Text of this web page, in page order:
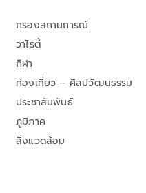
กรองสถานการณ์
วาไรตี้
กีฬา
ท่องเที่ยว – ศิลปวัฒนธรรม
ประชาสัมพันธ์
ภูมิภาค
สิ่งแวดล้อม